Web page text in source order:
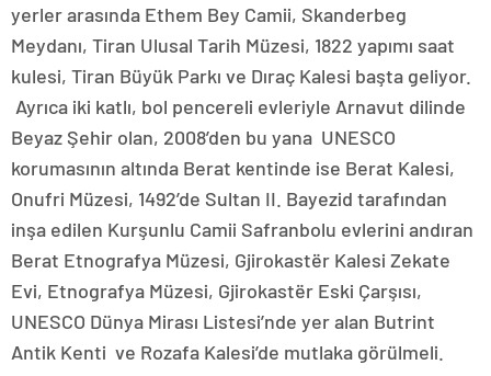
yerler arasında Ethem Bey Camii, Skanderbeg
Meydanı, Tiran Ulusal Tarih Müzesi, 1822 yapımı saat
kulesi, Tiran Büyük Parkı ve Dıraç Kalesi başta geliyor.
Ayrıca iki katlı, bol pencereli evleriyle Arnavut dilinde
Beyaz Şehir olan, 2008’den bu yana UNESCO
korumasının altında Berat kentinde ise Berat Kalesi,
Onufri Müzesi, 1492’de Sultan II. Bayezid tarafından
inşa edilen Kurşunlu Camii Safranbolu evlerini andıran
Berat Etnografya Müzesi, Gjirokastër Kalesi Zekate
Evi, Etnografya Müzesi, Gjirokastër Eski Çarşısı,
UNESCO Dünya Mirası Listesi’nde yer alan Butrint
Antik Kenti ve Rozafa Kalesi’de mutlaka görülmeli.